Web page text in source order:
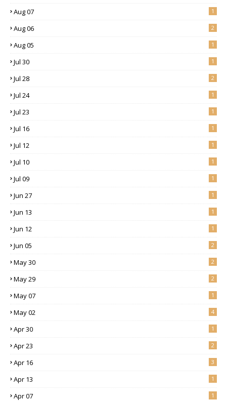
Aug 07 1
Aug 06 2
Aug 05 1
Jul 30 1
Jul 28 2
Jul 24 1
Jul 23 1
Jul 16 1
Jul 12 1
Jul 10 1
Jul 09 1
Jun 27 1
Jun 13 1
Jun 12 1
Jun 05 2
May 30 2
May 29 2
May 07 1
May 02 4
Apr 30 1
Apr 23 2
Apr 16 3
Apr 13 1
Apr 07 1